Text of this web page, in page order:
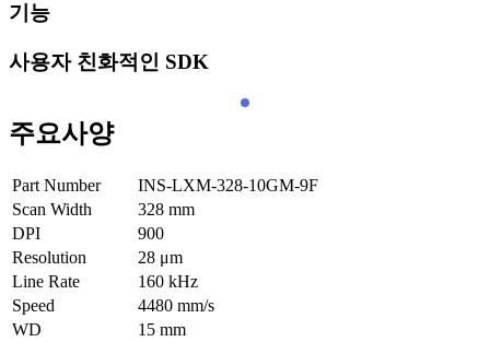
기능
사용자 친화적인 SDK
주요사양
Part Number
INS-LXM-328-10GM-9F
Scan Width
328 mm
DPI
900
Resolution
28 μm
Line Rate
160 kHz
Speed
4480 mm/s
WD
15 mm